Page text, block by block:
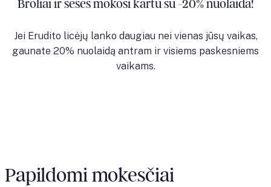
Broliai ir sesės mokosi kartu su -20% nuolaida!
Jei Erudito licėjų lanko daugiau nei vienas jūsų vaikas,
gaunate 20% nuolaidą antram ir visiems paskesniems
vaikams.
Papildomi mokesčiai